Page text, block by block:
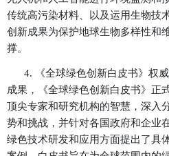
统、先进风力发电技术、地
效发展等。获奖者分享了他
以及推动可再生能源普及方
2.废物管理的创新解决
战，论坛特别关注了废物资
奖项目涵盖了先进的垃圾分
与应用、以及将废弃物转化